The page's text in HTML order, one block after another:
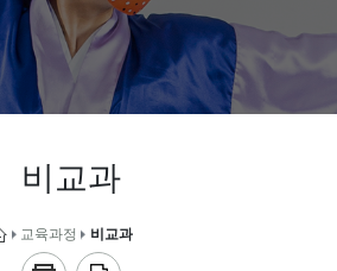
비교과
교육과정 비교과